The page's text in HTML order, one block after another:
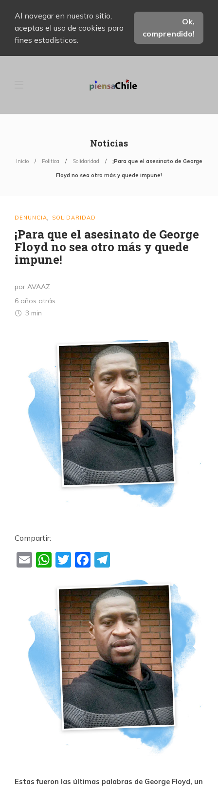
Al navegar en nuestro sitio,
aceptas el uso de cookies para
fines estadísticos.
Ok,
comprendido!
Noticias
Inicio Politica Solidaridad ¡Para que el asesinato de George
Floyd no sea otro más y quede impune!
DENUNCIA SOLIDARIDAD
¡Para que el asesinato de George
Floyd no sea otro más y quede
impune!
por AVAAZ
6 años atrás
3 min
Compartir:
EmailWhatsApp
TwitterFacebook
Estas fueron las últimas palabras de George Floyd, un